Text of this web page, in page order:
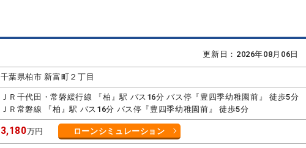
更新日：2026年08月06日
千葉県柏市 新富町２丁目
ＪＲ千代田・常磐緩行線 『柏』駅 バス16分 バス停『豊四季幼稚園前』 徒歩5分
ＪＲ常磐線 『柏』駅 バス16分 バス停『豊四季幼稚園前』 徒歩5分
3,180万円 ローンシミュレーション